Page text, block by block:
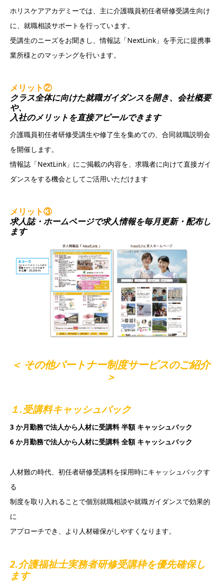
ホリスケアアカデミーでは、主に介護職員初任者研修受講生向け
に、就職相談サポートを行っています。
受講生のニーズをお聞きし、情報誌「NextLink」を手元に提携事
業所様とのマッチングを行います。
メリット②
クラス全体に向けた就職ガイダンスを開き、会社概要
や、
入社のメリットを直接アピールできます
介護職員初任者研修受講生や修了生を集めての、合同就職説明会
を開催します。
情報誌「NextLink」にご掲載の内容を、求職者に向けて直接ガイ
ダンスをする機会としてご活用いただけます
メリット③
求人誌・ホームページで求人情報を毎月更新・配布し
ます
＜ その他パートナー制度サービスのご紹介
＞
１.受講料キャッシュバック
3 か月勤務で法人から人材に受講料 半額 キャッシュバック
6 か月勤務で法人から人材に受講料 全額 キャッシュバック
人材難の時代、初任者研修受講料を採用時にキャッシュバックす
る
制度を取り入れることで個別就職相談や就職ガイダンスで効果的
に
アプローチでき、より人材確保がしやすくなります。
2.介護福祉士実務者研修受講枠を優先確保し
ます